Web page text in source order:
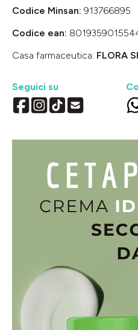
Codice Minsan: 913766895
Codice ean:
Casa farmaceutica: FLORA
Seguici su